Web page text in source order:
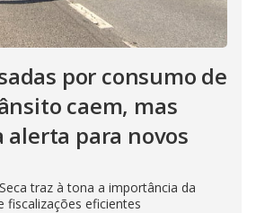
por consumo de
caem, mas
alerta para novos
traz à tona a importância da
fiscalizações eficientes